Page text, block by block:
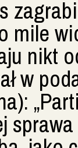
mile
nikt
w